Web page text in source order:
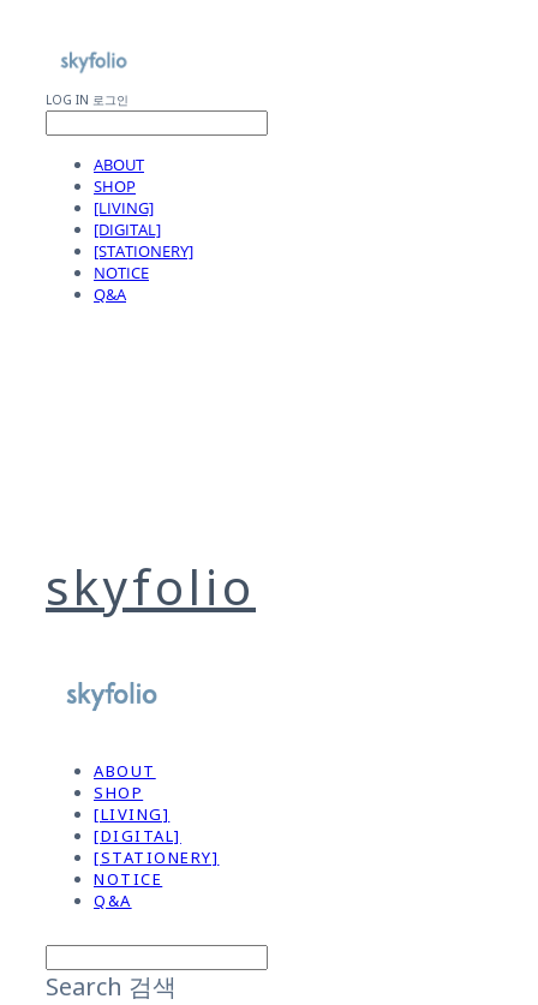
LOG IN 로그인
ABOUT
SHOP
[LIVING]
[DIGITAL]
[STATIONERY]
NOTICE
Q&A
skyfolio
ABOUT
SHOP
[LIVING]
[DIGITAL]
[STATIONERY]
NOTICE
Q&A
Search 검색